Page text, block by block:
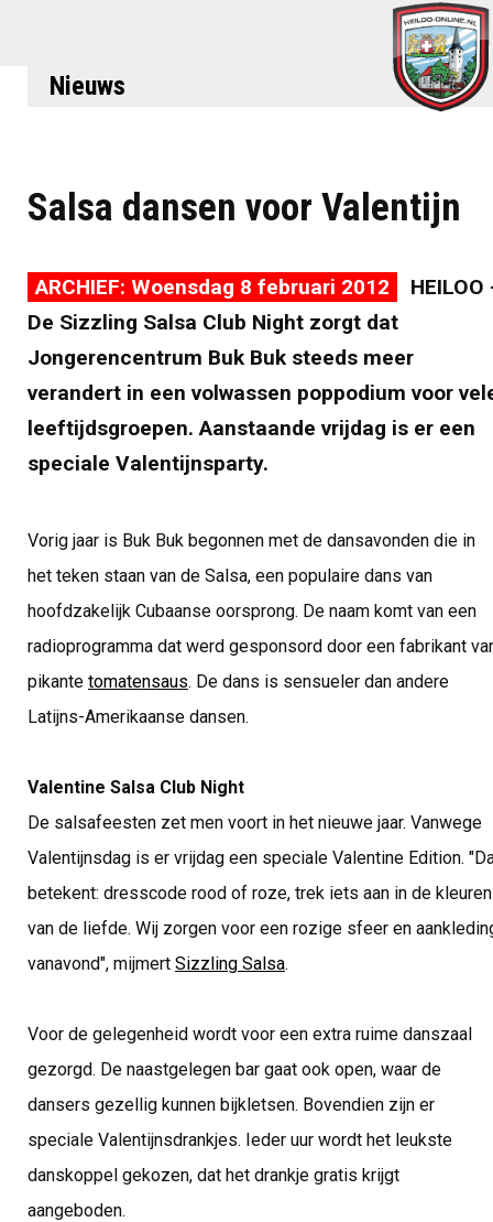
Nieuws
Salsa dansen voor Valentijn
ARCHIEF: Woensdag 8 februari 2012
HEILOO
De Sizzling Salsa Club Night zorgt dat
Jongerencentrum Buk Buk steeds meer
verandert in een volwassen poppodium voor
leeftijdsgroepen. Aanstaande vrijdag is er een
speciale Valentijnsparty.
Vorig jaar is Buk Buk begonnen met de dansavonden die in
het teken staan van de Salsa, een populaire dans van
hoofdzakelijk Cubaanse oorsprong. De naam komt van een
radioprogramma dat werd gesponsord door een fabrikant
pikante tomatensaus. De dans is sensueler dan andere
Latijns-Amerikaanse dansen.
Valentine Salsa Club Night
De salsafeesten zet men voort in het nieuwe jaar. Vanwege
Valentijnsdag is er vrijdag een speciale Valentine Edition.
betekent: dresscode rood of roze, trek iets aan in de kleuren
van de liefde. Wij zorgen voor een rozige sfeer en
vanavond", mijmert Sizzling Salsa.
Voor de gelegenheid wordt voor een extra ruime danszaal
gezorgd. De naastgelegen bar gaat ook open, waar de
dansers gezellig kunnen bijkletsen. Bovendien zijn er
speciale Valentijnsdrankjes. Ieder uur wordt het leukste
danskoppel gekozen, dat het drankje gratis krijgt
aangeboden.